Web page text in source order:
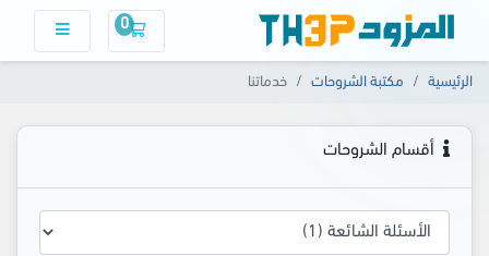
0
سلة التسوق
الرئيسية مكتبة الشروحات خدماتنا
أقسام الشروحات